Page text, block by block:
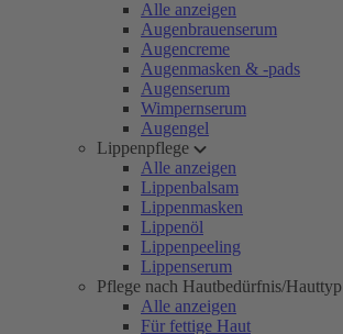
Alle anzeigen
Augenbrauenserum
Augencreme
Augenmasken & -pads
Augenserum
Wimpernserum
Augengel
Lippenpflege
Alle anzeigen
Lippenbalsam
Lippenmasken
Lippenöl
Lippenpeeling
Lippenserum
Pflege nach Hautbedürfnis/Hauttyp
Alle anzeigen
Für fettige Haut